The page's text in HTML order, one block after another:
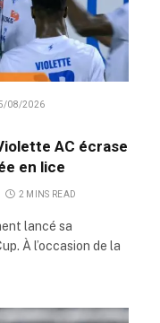
08/2026
AC écrase
en lice
2 MINS READ
lancé sa
À l’occasion de la